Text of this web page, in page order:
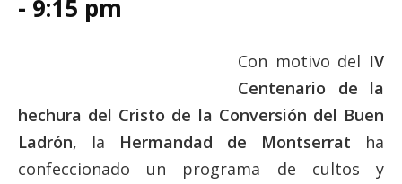
- 9:15 pm
Con motivo del IV
Centenario de la
hechura del Cristo de la Conversión del Buen
Ladrón, la Hermandad de Montserrat ha
confeccionado un programa de cultos y